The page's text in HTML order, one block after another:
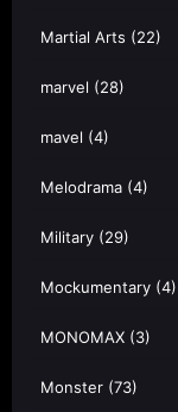
Martial Arts (22)
marvel (28)
mavel (4)
Melodrama (4)
Military (29)
Mockumentary (4)
MONOMAX (3)
Monster (73)